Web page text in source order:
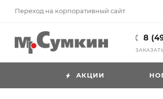
Переход на корпоративный сайт
8
АКЦИИ